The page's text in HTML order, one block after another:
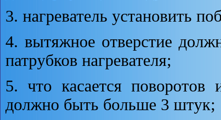
3. нагреватель установить
4. вытяжное отверстие
патрубков нагревателя;
5. что касается
должно быть больше 3 штук;